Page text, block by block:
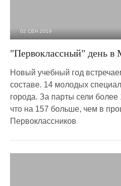
02 СЕН 2019
"Первоклассный" день в
Новый учебный год
составе. 14 молодых
города. За парты сели более
что на 157 больше, чем в
Первоклассников